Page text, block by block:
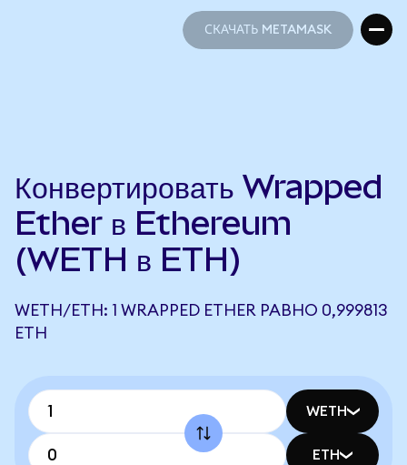
СКАЧАТЬ METAMASK
Конвертировать Wrapped
Ether в Ethereum
(WETH в ETH)
WETH/ETH: 1 WRAPPED ETHER РАВНО 0,999813
ETH
WETH
ETH